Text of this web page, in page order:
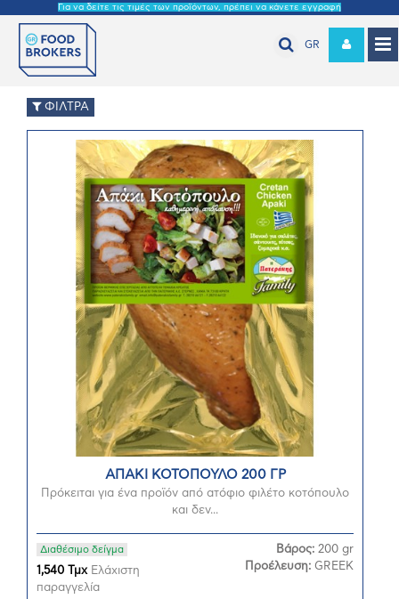
Για να δείτε τις τιμές των προϊόντων, πρέπει να κάνετε εγγραφή
GR
ΦΙΛΤΡΑ
ΑΠΑΚΙ ΚΟΤΟΠΟΥΛΟ 200 ΓΡ
Πρόκειται για ένα προϊόν από ατόφιο φιλέτο κοτόπουλο
και δεν...
Διαθέσιμο δείγμα
1,540 ΤμχΕλάχιστη
παραγγελία
Βάρος: 200 gr
Προέλευση: GREEK